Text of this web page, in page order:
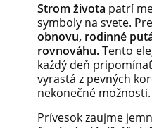
Strom života patrí
symboly na svete.
obnovu, rodinné
rovnováhu.Tento
každý deň
vyrastá z pevných
nekonečné možnosti.
Prívesok zaujme